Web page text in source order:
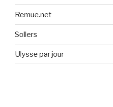
Remue.net
Sollers
Ulysse par jour